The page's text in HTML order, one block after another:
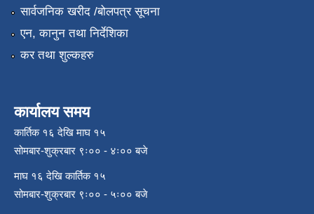
सार्वजनिक खरीद /बोलपत्र सूचना
एन, कानुन तथा निर्देशिका
कर तथा शुल्कहरु
कार्यालय समय
कार्तिक १६ देखि माघ १५
सोमबार-शुक्रबार ९ः०० - ४ः०० बजे
माघ १६ देखि कार्तिक १५
सोमबार-शुक्रबार ९ः०० - ५ः०० बजे